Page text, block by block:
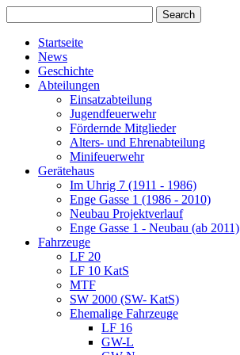
Startseite
News
Geschichte
Abteilungen
Einsatzabteilung
Jugendfeuerwehr
Fördernde Mitglieder
Alters- und Ehrenabteilung
Minifeuerwehr
Gerätehaus
Im Uhrig 7 (1911 - 1986)
Enge Gasse 1 (1986 - 2010)
Neubau Projektverlauf
Enge Gasse 1 - Neubau (ab 2011)
Fahrzeuge
LF 20
LF 10 KatS
MTF
SW 2000 (SW- KatS)
Ehemalige Fahrzeuge
LF 16
GW-L